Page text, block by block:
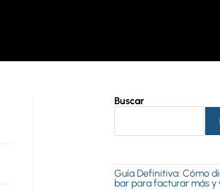
Buscar
Guía Definitiva: Cómo
bar para facturar más y